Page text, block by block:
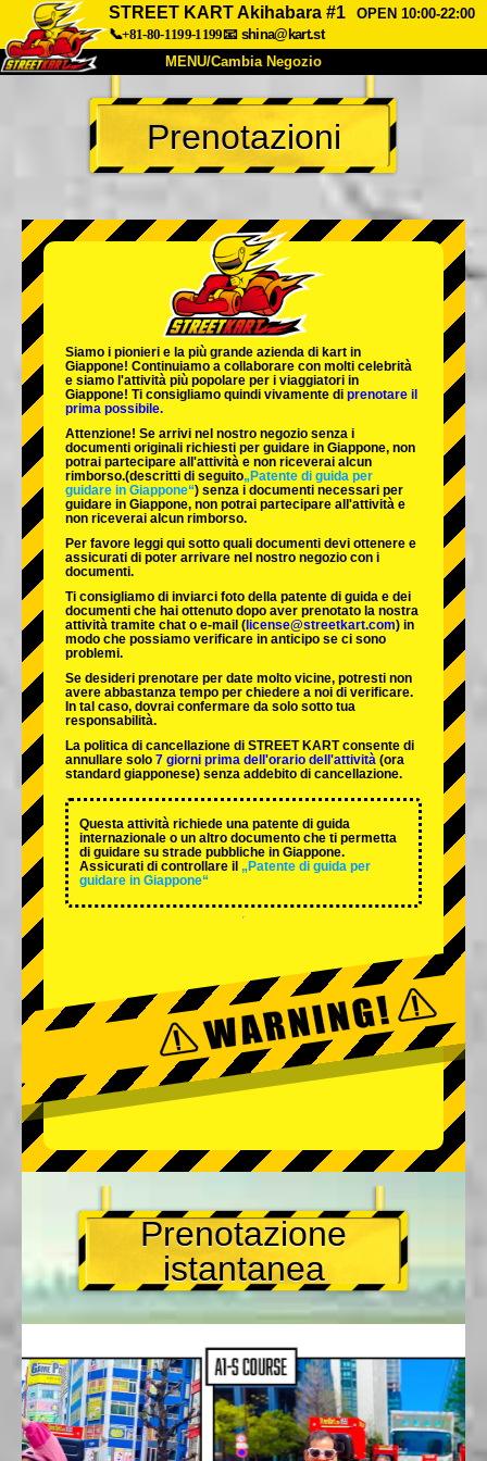
STREET KART Akihabara #1
OPEN 10:00-22:00
📞+81-80-1199-1199📧 shina@kart.st
MENU/Cambia Negozio
INIZIO
Chi Siamo Specifiche Prezzo
Azienda Prenotazioni
Cambia Negozio
Tokyo Shinagawa Tokyo Akihabara#1
Tokyo Akihabara#2
Tokyo Shibuya Annex Tokyo Bay
Tokyo Asakusa Osaka
Okinawa
Prenotazioni
Siamo i pionieri e la più grande azienda di kart in
Giappone! Continuiamo a collaborare con molti celebrità
e siamo l'attività più popolare per i viaggiatori in
Giappone! Ti consigliamo quindi vivamente di prenotare il
prima possibile.
Attenzione! Se arrivi nel nostro negozio senza i
documenti originali richiesti per guidare in Giappone, non
potrai partecipare all'attività e non riceverai alcun
rimborso.(descritti di seguito„Patente di guida per
guidare in Giappone“) senza i documenti necessari per
guidare in Giappone, non potrai partecipare all'attività e
non riceverai alcun rimborso.
Per favore leggi qui sotto quali documenti devi ottenere e
assicurati di poter arrivare nel nostro negozio con i
documenti.
Ti consigliamo di inviarci foto della patente di guida e dei
documenti che hai ottenuto dopo aver prenotato la nostra
attività tramite chat o e-mail ( license@streetkart.com) in
modo che possiamo verificare in anticipo se ci sono
problemi.
Se desideri prenotare per date molto vicine, potresti non
avere abbastanza tempo per chiedere a noi di verificare.
In tal caso, dovrai confermare da solo sotto tua
responsabilità.
La politica di cancellazione di STREET KART consente di
annullare solo 7 giorni prima dell'orario dell'attività (ora
standard giapponese) senza addebito di cancellazione.
Questa attività richiede una patente di guida
internazionale o un altro documento che ti permetta
di guidare su strade pubbliche in Giappone.
Assicurati di controllare il „Patente di guida per
guidare in Giappone“
Prenotazione
istantanea